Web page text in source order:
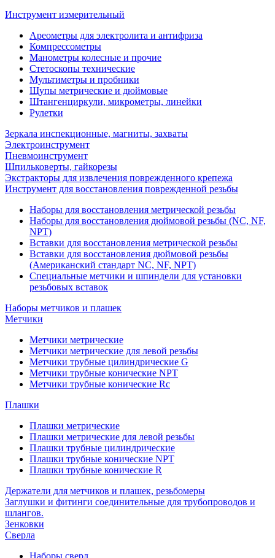
Инструмент измерительный
Ареометры для электролита и антифриза
Компрессометры
Манометры колесные и прочие
Стетоскопы технические
Мультиметры и пробники
Щупы метрические и дюймовые
Штангенциркули, микрометры, линейки
Рулетки
Зеркала инспекционные, магниты, захваты
Электроинструмент
Пневмоинструмент
Шпильковерты, гайкорезы
Экстракторы для извлечения поврежденного крепежа
Инструмент для восстановления поврежденной резьбы
Наборы для восстановления метрической резьбы
Наборы для восстановления дюймовой резьбы (NC, NF,
NPT)
Вставки для восстановления метрической резьбы
Вставки для восстановления дюймовой резьбы
(Американский стандарт NC, NF, NPT)
Специальные метчики и шпиндели для установки
резьбовых вставок
Наборы метчиков и плашек
Метчики
Метчики метрические
Метчики метрические для левой резьбы
Метчики трубные цилиндрические G
Метчики трубные конические NPT
Метчики трубные конические Rc
Плашки
Плашки метрические
Плашки метрические для левой резьбы
Плашки трубные цилиндрические
Плашки трубные конические NPT
Плашки трубные конические R
Держатели для метчиков и плашек, резьбомеры
Заглушки и фитинги соединительные для трубопроводов и
шлангов.
Зенковки
Сверла